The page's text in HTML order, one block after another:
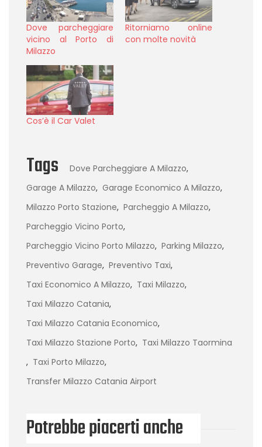
Dove parcheggiare
vicino al Porto di
Milazzo
Ritorniamo online
con molte novità
Cos’è il Car Valet
Tags Dove Parcheggiare A Milazzo,
Garage A Milazzo, Garage Economico A Milazzo,
Milazzo Porto Stazione, Parcheggio A Milazzo,
Parcheggio Vicino Porto,
Parcheggio Vicino Porto Milazzo, Parking Milazzo,
Preventivo Garage, Preventivo Taxi,
Taxi Economico A Milazzo, Taxi Milazzo,
Taxi Milazzo Catania,
Taxi Milazzo Catania Economico,
Taxi Milazzo Stazione Porto, Taxi Milazzo Taormina
, Taxi Porto Milazzo,
Transfer Milazzo Catania Airport
Potrebbe piacerti anche